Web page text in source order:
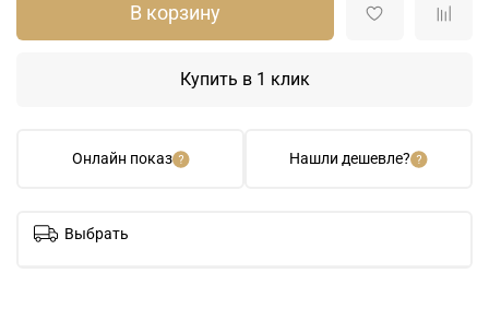
Онлайн показ Нашли дешевле?
В корзину
Купить в 1 клик
Выбрать